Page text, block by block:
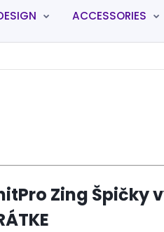
ACCESSORIES
Zing